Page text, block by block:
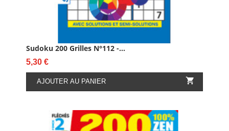
Sudoku 200 Grilles N°112 -...
Prix
5,30 €
AJOUTER AU PANIER 